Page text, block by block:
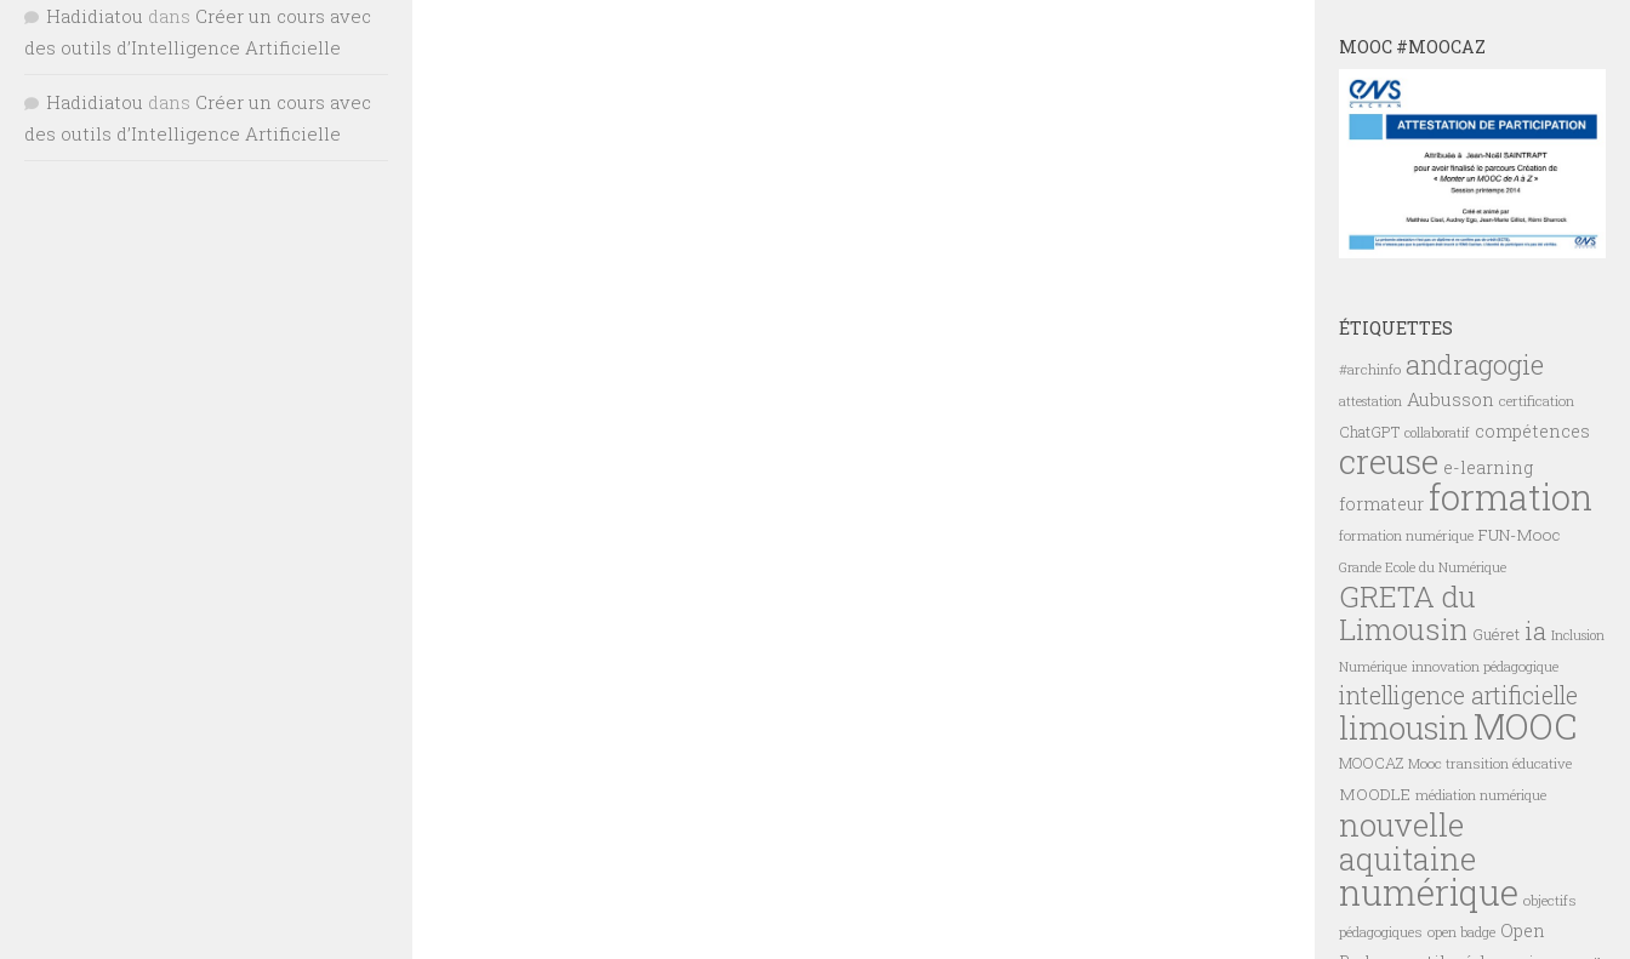
Hadidiatou dans Créer un cours avec
des outils d’Intelligence Artificielle
Hadidiatou dans Créer un cours avec
des outils d’Intelligence Artificielle
MOOC #MOOCAZ
ÉTIQUETTES
#archinfo andragogie
attestation Aubusson certification
ChatGPT collaboratif compétences
creuse e-learning
formateur formation
formation numérique FUN-Mooc
Grande Ecole du Numérique
GRETA du
Limousin Guéret ia Inclusion
Numérique innovation pédagogique
intelligence artificielle
limousin MOOC
MOOCAZ Mooc transition éducative
MOODLE médiation numérique
nouvelle
aquitaine
numérique objectifs
pédagogiques open badge Open